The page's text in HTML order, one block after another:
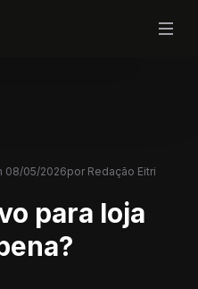
08/05/2026por Redação Eitri
para loja